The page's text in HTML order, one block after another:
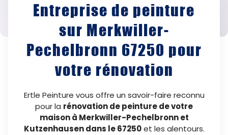
Entreprise de peinture
sur Merkwiller-
Pechelbronn 67250 pour
votre rénovation
Ertle Peinture vous offre un savoir-faire reconnu
pour la rénovation de peinture de votre
maison à Merkwiller-Pechelbronn et
Kutzenhausen dans le 67250et les alentours.